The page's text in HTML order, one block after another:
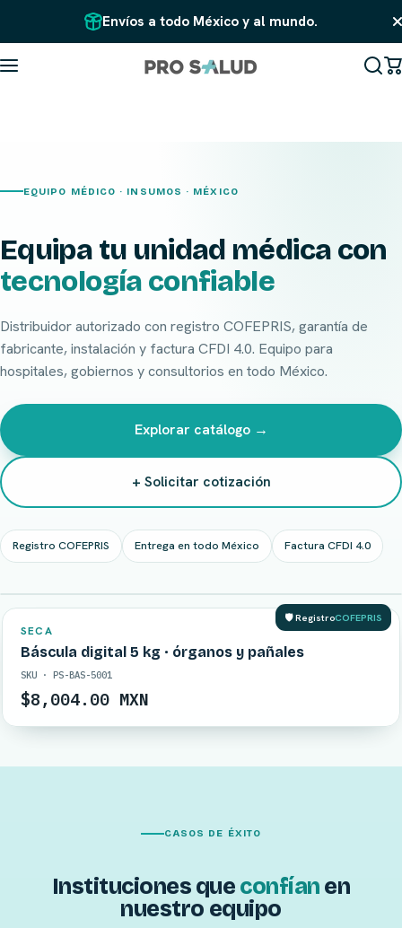
Saltar al contenidoEnvíos a todo México y al mundo.
EQUIPO MÉDICO · INSUMOS · MÉXICO
Equipa tu unidad médica con
tecnología confiable
Distribuidor autorizado con registro COFEPRIS, garantía de
fabricante, instalación y factura CFDI 4.0. Equipo para
hospitales, gobiernos y consultorios en todo México.
Explorar catálogo →
+ Solicitar cotización
Registro COFEPRIS Entrega en todo México Factura CFDI 4.0
SECA
Báscula digital 5 kg · órganos y pañales
SKU · PS-BAS-5001
$8,004.00 MXN
🛡️ RegistroCOFEPRIS
CASOS DE ÉXITO
Instituciones que confían en
nuestro equipo